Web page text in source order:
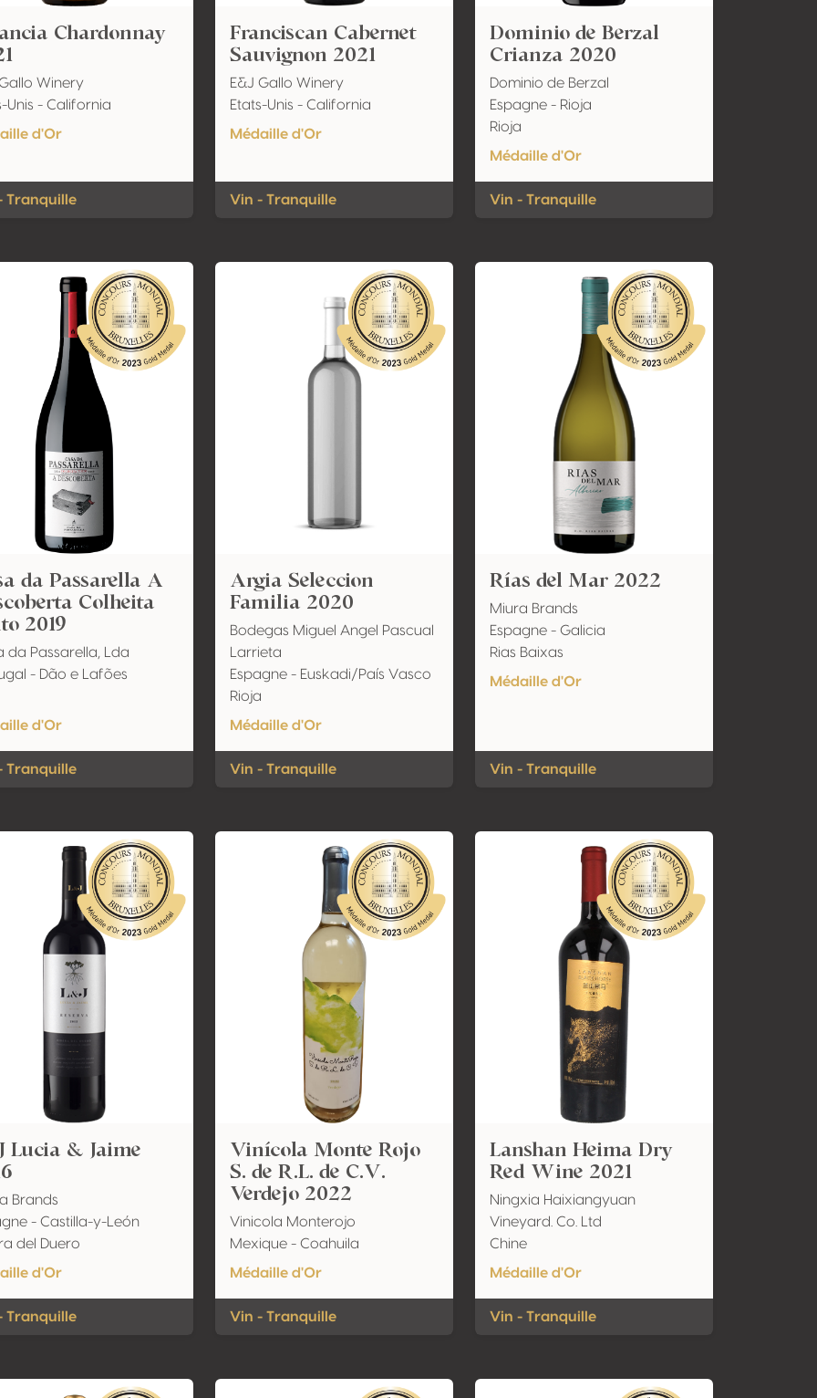
Chardonnay
Winery
Unis - California
d'Or
Tranquille
Franciscan Cabernet
Sauvignon 2021
E&J Gallo Winery
Etats-Unis - California
Médaille d'Or
Vin - Tranquille
Dominio de Berzal
Crianza 2020
Dominio de Berzal
Espagne - Rioja
Rioja
Médaille d'Or
Vin - Tranquille
da Passarella A
Colheita
2019
da Passarella, Lda
- Dão e Lafões
d'Or
Tranquille
Argia Seleccion
Familia 2020
Bodegas Miguel Angel Pascual
Larrieta
Espagne - Euskadi/País Vasco
Rioja
Médaille d'Or
Vin - Tranquille
Rías del Mar 2022
Miura Brands
Espagne - Galicia
Rias Baixas
Médaille d'Or
Vin - Tranquille
Lucia & Jaime
Brands
- Castilla-y-León
del Duero
d'Or
Tranquille
Vinícola Monte Rojo
S. de R.L. de C.V.
Verdejo 2022
Vinicola Monterojo
Mexique - Coahuila
Médaille d'Or
Vin - Tranquille
Lanshan Heima Dry
Red Wine 2021
Ningxia Haixiangyuan
Vineyard. Co. Ltd
Chine
Médaille d'Or
Vin - Tranquille